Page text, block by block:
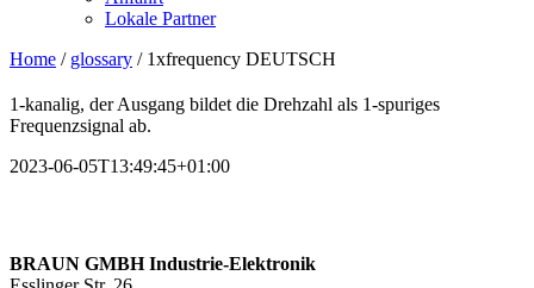
Lokale Partner
Home / glossary / 1xfrequency DEUTSCH
1-kanalig, der Ausgang bildet die Drehzahl als 1-spuriges
Frequenzsignal ab.
2023-06-05T13:49:45+01:00
BRAUN GMBH Industrie-Elektronik